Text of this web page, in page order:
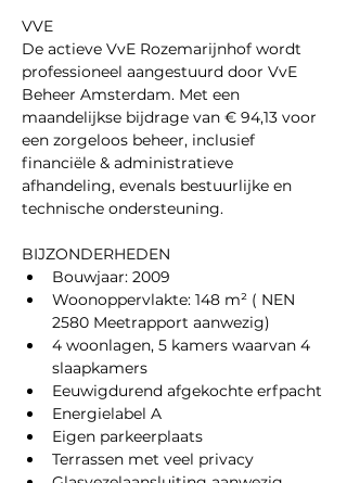
VVE
De actieve VvE Rozemarijnhof wordt
professioneel aangestuurd door VvE
Beheer Amsterdam. Met een
maandelijkse bijdrage van € 94,13 voor
een zorgeloos beheer, inclusief
financiële & administratieve
afhandeling, evenals bestuurlijke en
technische ondersteuning.
BIJZONDERHEDEN
Bouwjaar: 2009
Woonoppervlakte: 148 m² ( NEN
2580 Meetrapport aanwezig)
4 woonlagen, 5 kamers waarvan 4
slaapkamers
Eeuwigdurend afgekochte erfpacht
Energielabel A
Eigen parkeerplaats
Terrassen met veel privacy